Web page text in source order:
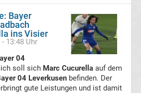
Bayer
ins Visier
13:48 Uhr
04
soll sich Marc Cucurella auf dem
04 Leverkusen befinden. Der
gute Leistungen und ist damit